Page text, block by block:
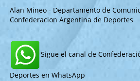
Alan Mineo - Departamento de
Confederacion Argentina de Deportes
Sigue el canal de
Deportes en WhatsApp